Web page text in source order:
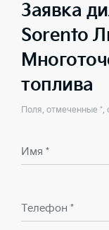
Заявка
Sorento
топлива
Поля, отмеченные *,
Имя *
Телефон *